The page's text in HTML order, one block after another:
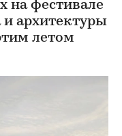
на фестивале
и архитектуры
летом